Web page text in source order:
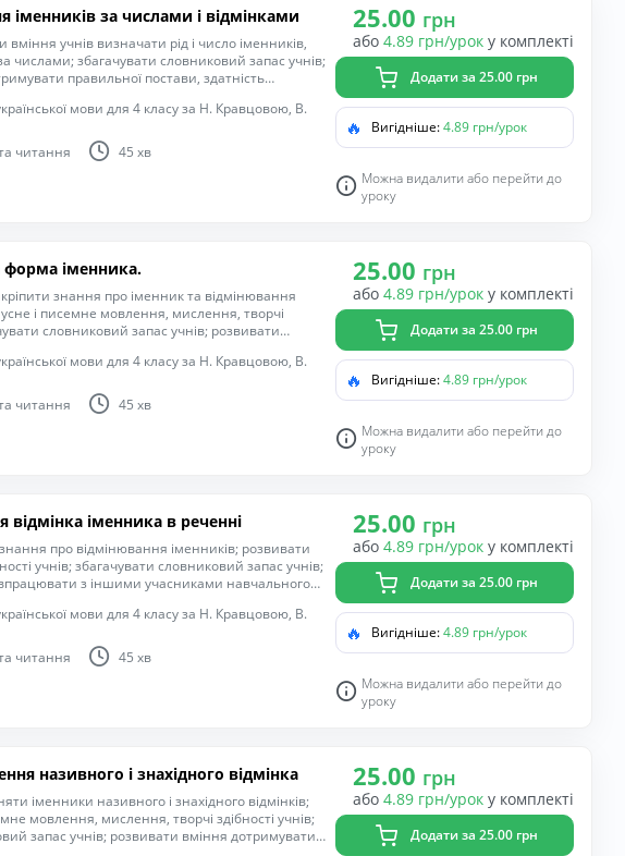
іменників за числами і відмінками
учнів визначати рід і число іменників,
числами; збагачувати словниковий запас учнів;
правильної постави, здатність
й практичні дії; удосконалювати навички
оформлення речень; формувати
рідною мовою; виховувати уважність,
навчання.
мови для 4 класу за Н. Кравцовою, В.
читання
45 хв
25.00 грн
або 4.89 грн/урок у комплекті
Додати за 25.00 грн
🔥 Вигідніше:4.89 грн/урок
Можна видалити або перейти до
уроку
іменника.
знання про іменник та відмінювання
і писемне мовлення, мислення, творчі
словниковий запас учнів; розвивати
процесу, виконувати розумові
удосконалювати навички письма, пригадати
формувати компетентність спілкуватися
уважність, старанність, інтерес до
мови для 4 класу за Н. Кравцовою, В.
читання
45 хв
25.00 грн
або 4.89 грн/урок у комплекті
Додати за 25.00 грн
🔥 Вигідніше:4.89 грн/урок
Можна видалити або перейти до
уроку
відмінка іменника в реченні
про відмінювання іменників; розвивати
учнів; збагачувати словниковий запас учнів;
з іншими учасниками навчального
правила оформлення речень; формувати
рідною мовою; виховувати уважність,
навчання.
мови для 4 класу за Н. Кравцовою, В.
читання
45 хв
25.00 грн
або 4.89 грн/урок у комплекті
Додати за 25.00 грн
🔥 Вигідніше:4.89 грн/урок
Можна видалити або перейти до
уроку
називного і знахідного відмінка
іменники називного і знахідного відмінків;
мовлення, мислення, творчі здібності учнів;
запас учнів; розвивати вміння дотримувати
25.00 грн
або 4.89 грн/урок у комплекті
Додати за 25.00 грн